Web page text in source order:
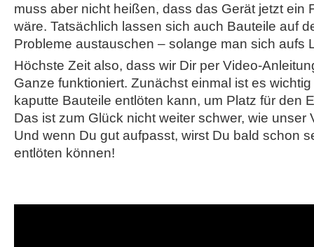
muss aber nicht heißen, dass das Gerät jetzt ein
wäre. Tatsächlich lassen sich auch Bauteile auf
Probleme austauschen – solange man sich aufs
Höchste Zeit also, dass wir Dir per Video-
Ganze funktioniert. Zunächst einmal ist es
kaputte Bauteile entlöten kann, um Platz für den
Das ist zum Glück nicht weiter schwer, wie unser
Und wenn Du gut aufpasst, wirst Du bald schon
entlöten können!